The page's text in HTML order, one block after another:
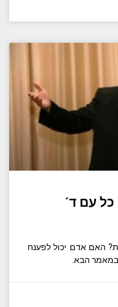
עם ד´
האם אדם יכול לפענח
במאמר הבא.